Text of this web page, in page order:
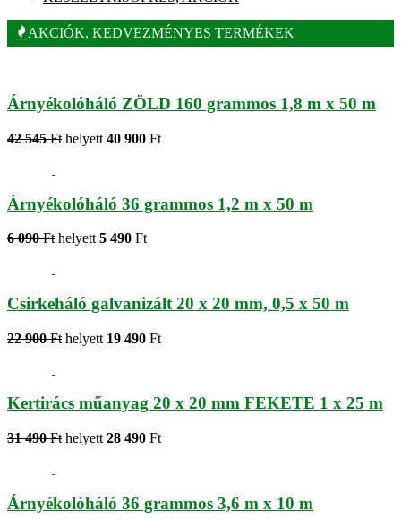
AKCIÓK, KEDVEZMÉNYES TERMÉKEK
Árnyékolóháló ZÖLD 160 grammos 1,8 m x 50 m
42 545 Ft helyett 40 900 Ft
Árnyékolóháló 36 grammos 1,2 m x 50 m
6 090 Ft helyett 5 490 Ft
Csirkeháló galvanizált 20 x 20 mm, 0,5 x 50 m
22 900 Ft helyett 19 490 Ft
Kertirács műanyag 20 x 20 mm FEKETE 1 x 25 m
31 490 Ft helyett 28 490 Ft
Árnyékolóháló 36 grammos 3,6 m x 10 m